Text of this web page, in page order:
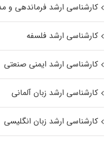
کارشناسی ارشد فرماندهی و
کارشناسی ارشد فلسفه
کارشناسی ارشد ایمنی صنعتی
کارشناسی ارشد زبان آلمانی
کارشناسی ارشد زبان انگلیسی